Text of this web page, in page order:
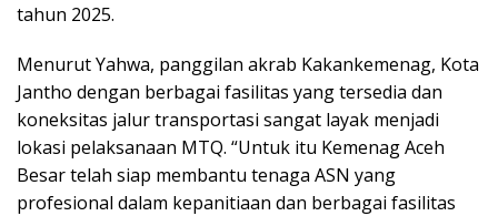
tahun 2025.
Menurut Yahwa, panggilan akrab Kakankemenag, Kota
Jantho dengan berbagai fasilitas yang tersedia dan
koneksitas jalur transportasi sangat layak menjadi
lokasi pelaksanaan MTQ. “Untuk itu Kemenag Aceh
Besar telah siap membantu tenaga ASN yang
profesional dalam kepanitiaan dan berbagai fasilitas